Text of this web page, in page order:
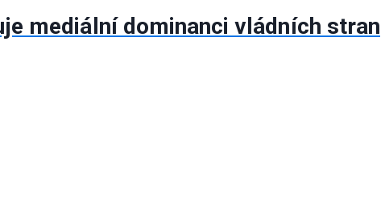
mediální dominanci vládních stran